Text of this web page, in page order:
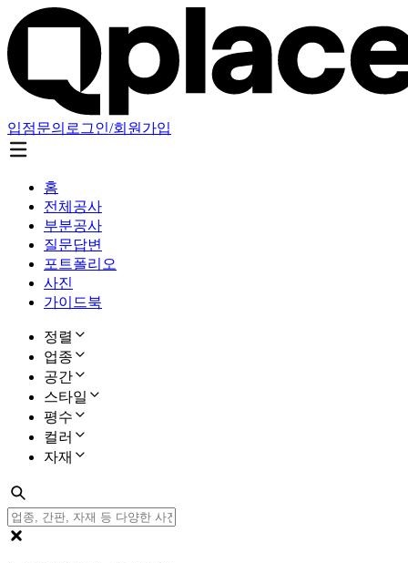
입점문의 로그인/회원가입
홈
전체공사
부분공사
질문답변
포트폴리오
사진
가이드북
정렬
업종
공간
스타일
평수
컬러
자재